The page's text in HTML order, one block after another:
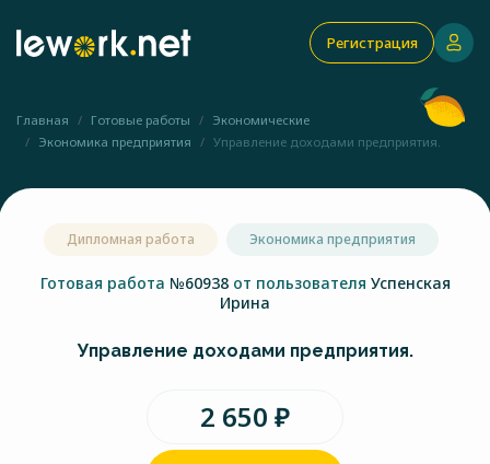
Регистрация
Главная Готовые работы
Экономические
Экономика предприятия
Управление доходами предприятия.
Дипломная работа Экономика предприятия
Готовая работа №60938 от пользователя Успенская
Ирина
Управление доходами предприятия.
2 650 ₽